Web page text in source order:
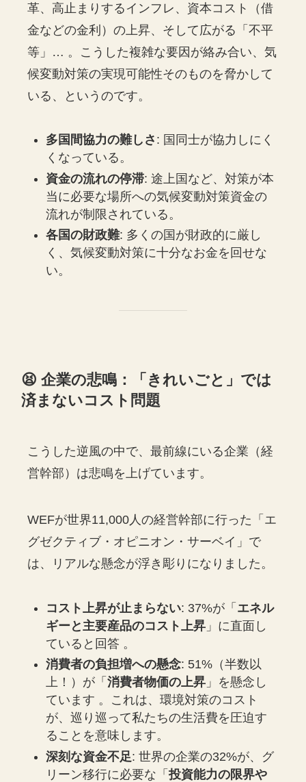
革、高止まりするインフレ、資本コスト（借
金などの金利）の上昇、そして広がる「不平
等」… 。こうした複雑な要因が絡み合い、気
候変動対策の実現可能性そのものを脅かして
いる、というのです。
多国間協力の難しさ : 国同士が協力しにく
くなっている。
資金の流れの停滞: 途上国など、対策が本
当に必要な場所への気候変動対策資金の
流れが制限されている。
各国の財政難: 多くの国が財政的に厳し
く、気候変動対策に十分なお金を回せな
い。
😫 企業の悲鳴：「きれいごと」では
済まないコスト問題
こうした逆風の中で、最前線にいる企業（経
営幹部）は悲鳴を上げています。
WEFが世界11,000人の経営幹部に行った「エ
グゼクティブ・オピニオン・サーベイ」で
は、リアルな懸念が浮き彫りになりました。
コスト上昇が止まらない: 37%が「 エネル
ギーと主要産品のコスト上昇 」に直面し
ていると回答 。
消費者の負担増への懸念: 51%（半数以
上！）が「消費者物価の上昇 」を懸念し
ています 。これは、環境対策のコスト
が、巡り巡って私たちの生活費を圧迫す
ることを意味します。
深刻な資金不足: 世界の企業の32%が、グ
リーン移行に必要な「投資能力の限界や